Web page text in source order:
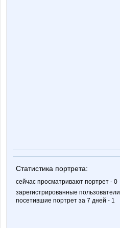
Статистика портрета:
сейчас просматривают портрет - 0
зарегистрированные пользователи
посетившие портрет за 7 дней - 1